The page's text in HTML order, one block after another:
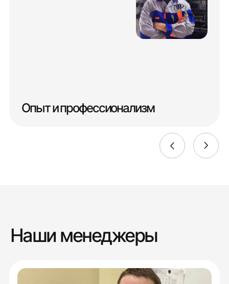
Опыт и профессионализм
Наши менеджеры